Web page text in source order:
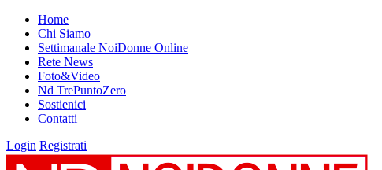
Home
Chi Siamo
Settimanale NoiDonne Online
Rete News
Foto&Video
Nd TrePuntoZero
Sostienici
Contatti
Login Registrati